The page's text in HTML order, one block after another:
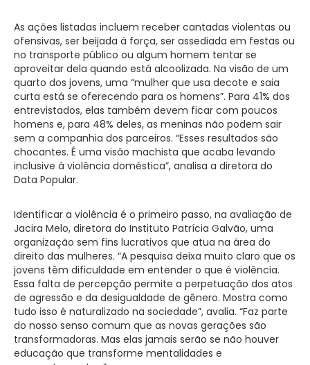
As ações listadas incluem receber cantadas violentas ou
ofensivas, ser beijada à força, ser assediada em festas ou
no transporte público ou algum homem tentar se
aproveitar dela quando está alcoolizada. Na visão de um
quarto dos jovens, uma “mulher que usa decote e saia
curta está se oferecendo para os homens”. Para 41% dos
entrevistados, elas também devem ficar com poucos
homens e, para 48% deles, as meninas não podem sair
sem a companhia dos parceiros. “Esses resultados são
chocantes. É uma visão machista que acaba levando
inclusive à violência doméstica”, analisa a diretora do
Data Popular.
Identificar a violência é o primeiro passo, na avaliação de
Jacira Melo, diretora do Instituto Patrícia Galvão, uma
organização sem fins lucrativos que atua na área do
direito das mulheres. “A pesquisa deixa muito claro que os
jovens têm dificuldade em entender o que é violência.
Essa falta de percepção permite a perpetuação dos atos
de agressão e da desigualdade de gênero. Mostra como
tudo isso é naturalizado na sociedade”, avalia. “Faz parte
do nosso senso comum que as novas gerações são
transformadoras. Mas elas jamais serão se não houver
educação que transforme mentalidades e